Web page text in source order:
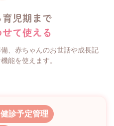
児期まで
て使える
、赤ちゃんのお世話や成長記
能を使えます。
健診予定管理